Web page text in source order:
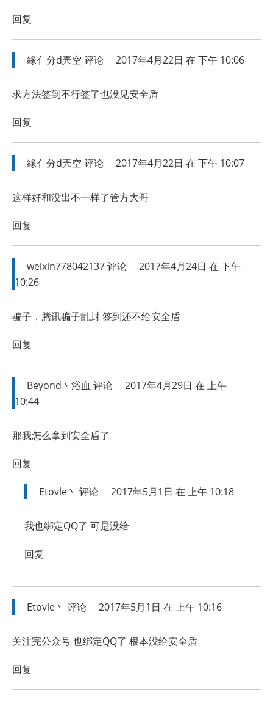
回复
緣亻分d兲空 评论 2017年4月22日 在 下午 10:06
求方法签到不行签了也没见安全盾
回复
緣亻分d兲空 评论 2017年4月22日 在 下午 10:07
这样好和没出不一样了管方大哥
回复
weixin778042137评论
2017年4月24日 在 下午
10:26
骗子，腾讯骗子乱封 签到还不给安全盾
回复
Beyond丶浴血 评论
2017年4月29日 在 上午
10:44
那我怎么拿到安全盾了
回复
Etovle丶 评论 2017年5月1日 在 上午 10:18
我也绑定QQ了 可是没给
回复
Etovle丶 评论 2017年5月1日 在 上午 10:16
关注完公众号 也绑定QQ了 根本没给安全盾
回复